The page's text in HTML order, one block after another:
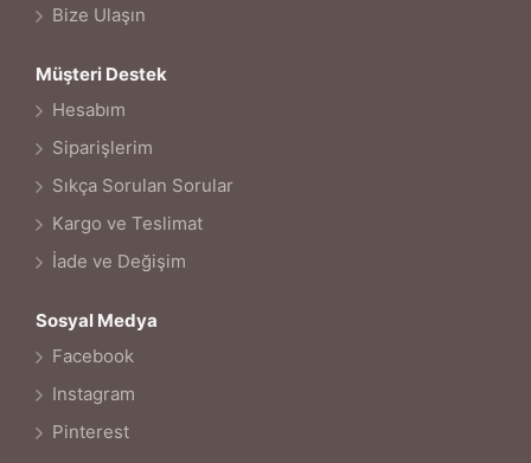
Bize Ulaşın
Müşteri Destek
Hesabım
Siparişlerim
Sıkça Sorulan Sorular
Kargo ve Teslimat
İade ve Değişim
Sosyal Medya
Facebook
Instagram
Pinterest